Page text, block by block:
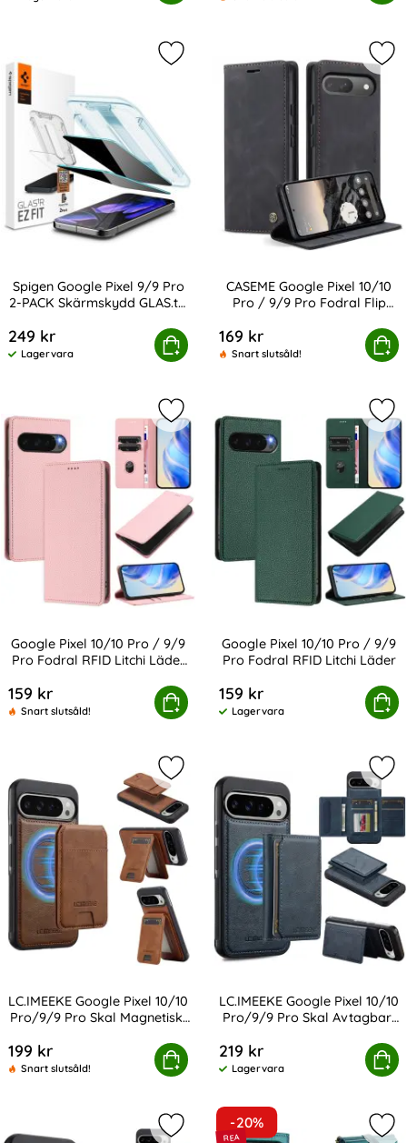
Tillgänglighet:
Spigen Google Pixel 9/9 Pro
2-PACK Skärmskydd GLAS.tR
249 kr
Tillgänglighet:
Lagervara
Köp
Pixel 9/9 Pro 2-PACK Skärmskydd GLAS.tR "Ez Fit"
Markera spigen Google Pixel 9/9
CASEME Google Pixel 10/10
Pro / 9/9 Pro Fodral Flip
169 kr
Snart slutsåld!
Köp
CASEME Google Pixel 10/10 Pro /
Google Pixel 10/10 Pro / 9/9
Pro Fodral RFID Litchi Läder
159 kr
Snart slutsåld!
Köp
10/10 Pro / 9/9 Pro Fodral RFID Litchi Läder Rosa
Markera google Pixel 10/10 Pro /
Google Pixel 10/10 Pro / 9/9
Pro Fodral RFID Litchi Läder
159 kr
Tillgänglighet:
Lagervara
Köp
Google Pixel 10/10 Pro / 9/9
LC.IMEEKE Google Pixel 10/10
Pro/9/9 Pro Skal Magnetiskt
199 kr
Snart slutsåld!
Köp
Google Pixel 10/10 Pro/9/9 Pro Skal Magnetiskt
Markera lC.IMEEKE Google Pixel
LC.IMEEKE Google Pixel 10/10
Pro/9/9 Pro Skal Avtagbart
219 kr
Tillgänglighet:
Lagervara
Köp
LC.IMEEKE Google Pixel 10/10
Markera lC.IMEEKE Google Pixel
-20%